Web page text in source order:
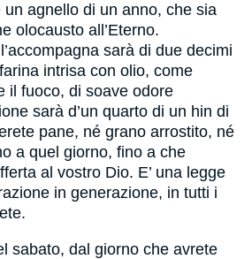
agnello di un anno, che sia
olocausto all’Eterno.
sarà di due decimi
intrisa con olio, come
il fuoco, di soave odore
sarà d’un quarto di un hin di
pane, né grano arrostito, né
a quel giorno, fino a che
al vostro Dio. E’ una legge
in generazione, in tutti i
sabato, dal giorno che avrete